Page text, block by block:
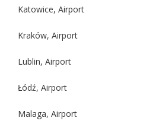
Katowice, Airport
Kraków, Airport
Lublin, Airport
Łódź, Airport
Malaga, Airport